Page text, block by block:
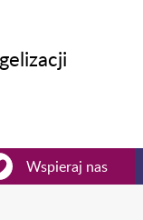
Wspieraj nas